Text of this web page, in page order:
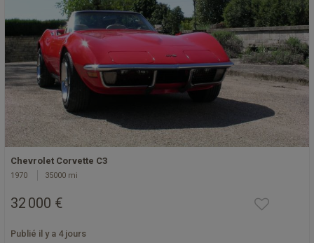
Chevrolet Corvette C3
1970 35000 mi
32 000 €
Publié il y a 4 jours